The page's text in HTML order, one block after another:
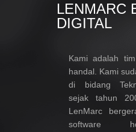
LENMARC
DIGITAL
Kami adalah
handal. Kami
di bidang
sejak tahun
LenMarc
software